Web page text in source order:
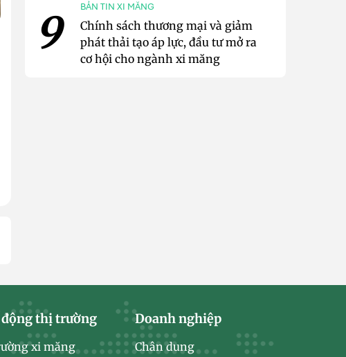
9 BẢN TIN XI MĂNG
Chính sách thương mại và giảm
phát thải tạo áp lực, đầu tư mở ra
cơ hội cho ngành xi măng
thị trường
xi măng
Doanh nghiệp
Chân dung